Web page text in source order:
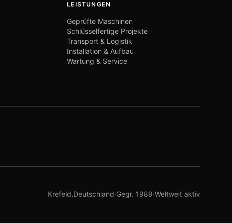
LEISTUNGEN
Geprüfte Maschinen
Schlüsselfertige Projekte
Transport & Logistik
Installation & Aufbau
Wartung & Service
Krefeld,Deutschland·Gegr. 1989·Weltweit aktiv